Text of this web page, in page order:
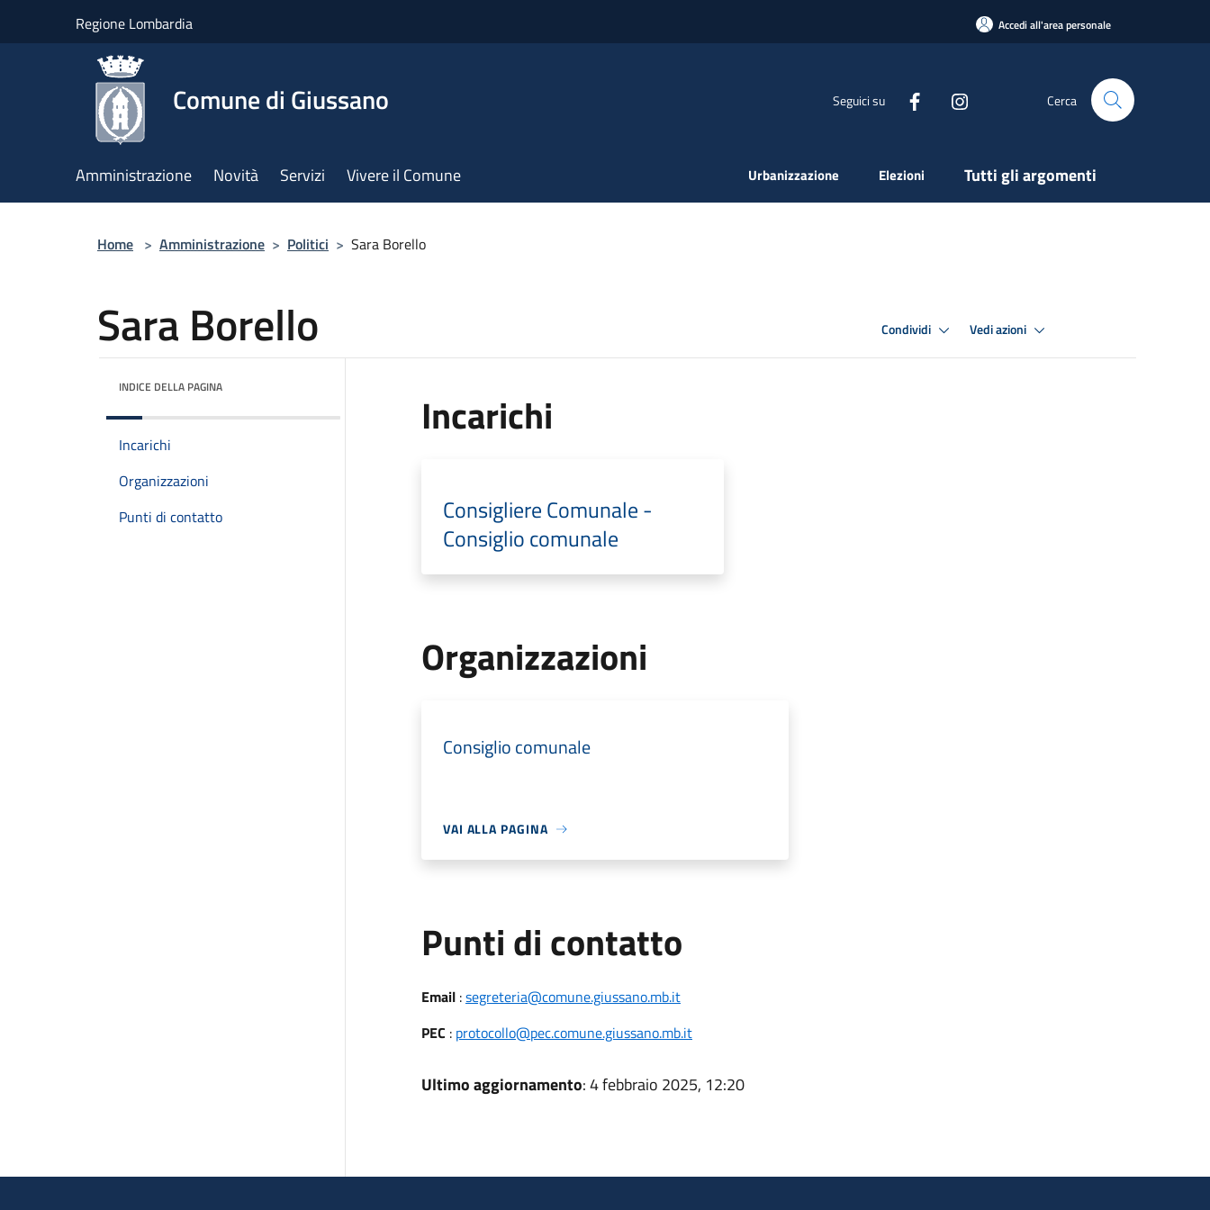
Regione Lombardia Accedi all'area personale
Comune di Giussano Seguici su Cerca
Amministrazione Novità Servizi Vivere il Comune Urbanizzazione Elezioni Tutti gli argomenti
Home > Amministrazione > Politici > Sara Borello
Sara Borello Condividi Vedi azioni
INDICE DELLA PAGINA
Incarichi
Organizzazioni
Punti di contatto
Incarichi
Consigliere Comunale -
Consiglio comunale
Organizzazioni
Consiglio comunale
VAI ALLA PAGINA
Punti di contatto
Email:segreteria@comune.giussano.mb.it
PEC : protocollo@pec.comune.giussano.mb.it
Ultimo aggiornamento: 4 febbraio 2025, 12:20